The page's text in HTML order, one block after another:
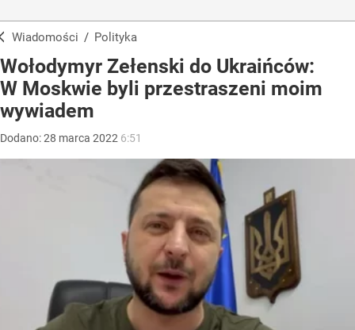
Wiadomości / Polityka
Wołodymyr Zełenski do Ukraińców:
W Moskwie byli przestraszeni moim
wywiadem
Dodano:28 marca 2022 6:51